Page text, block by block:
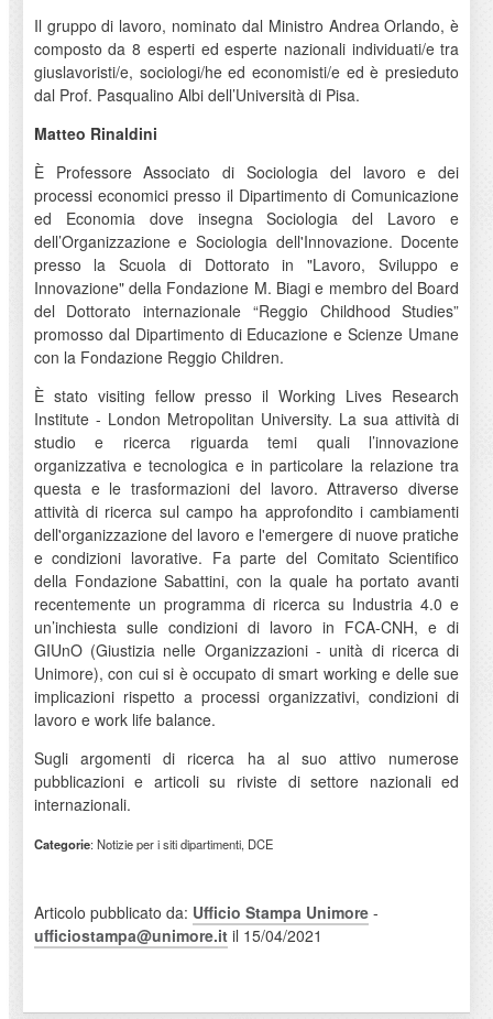
Il gruppo di lavoro, nominato dal Ministro Andrea Orlando, è
composto da 8 esperti ed esperte nazionali individuati/e tra
giuslavoristi/e, sociologi/he ed economisti/e ed è presieduto
dal Prof. Pasqualino Albi dell’Università di Pisa.
Matteo Rinaldini
È Professore Associato di Sociologia del lavoro e dei
processi economici presso il Dipartimento di Comunicazione
ed Economia dove insegna Sociologia del Lavoro e
dell’Organizzazione e Sociologia dell'Innovazione. Docente
presso la Scuola di Dottorato in "Lavoro, Sviluppo e
Innovazione" della Fondazione M. Biagi e membro del Board
del Dottorato internazionale “Reggio Childhood Studies”
promosso dal Dipartimento di Educazione e Scienze Umane
con la Fondazione Reggio Children.
È stato visiting fellow presso il Working Lives Research
Institute - London Metropolitan University. La sua attività di
studio e ricerca riguarda temi quali l’innovazione
organizzativa e tecnologica e in particolare la relazione tra
questa e le trasformazioni del lavoro. Attraverso diverse
attività di ricerca sul campo ha approfondito i cambiamenti
dell'organizzazione del lavoro e l'emergere di nuove pratiche
e condizioni lavorative. Fa parte del Comitato Scientifico
della Fondazione Sabattini, con la quale ha portato avanti
recentemente un programma di ricerca su Industria 4.0 e
un’inchiesta sulle condizioni di lavoro in FCA-CNH, e di
GIUnO (Giustizia nelle Organizzazioni - unità di ricerca di
Unimore), con cui si è occupato di smart working e delle sue
implicazioni rispetto a processi organizzativi, condizioni di
lavoro e work life balance.
Sugli argomenti di ricerca ha al suo attivo numerose
pubblicazioni e articoli su riviste di settore nazionali ed
internazionali.
Categorie: Notizie per i siti dipartimenti, DCE
Articolo pubblicato da: Ufficio Stampa Unimore-
ufficiostampa@unimore.itil 15/04/2021